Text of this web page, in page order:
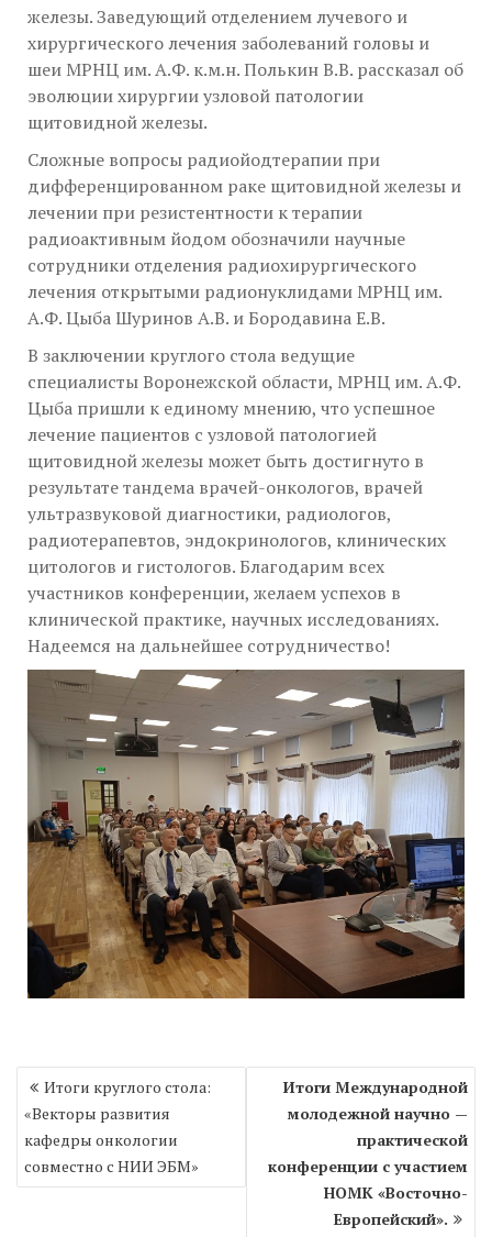
железы. Заведующий отделением лучевого и
хирургического лечения заболеваний головы и
шеи МРНЦ им. А.Ф. к.м.н. Полькин В.В. рассказал об
эволюции хирургии узловой патологии
щитовидной железы.
Сложные вопросы радиойодтерапии при
дифференцированном раке щитовидной железы и
лечении при резистентности к терапии
радиоактивным йодом обозначили научные
сотрудники отделения радиохирургического
лечения открытыми радионуклидами МРНЦ им.
А.Ф. Цыба Шуринов А.В. и Бородавина Е.В.
В заключении круглого стола ведущие
специалисты Воронежской области, МРНЦ им. А.Ф.
Цыба пришли к единому мнению, что успешное
лечение пациентов с узловой патологией
щитовидной железы может быть достигнуто в
результате тандема врачей-онкологов, врачей
ультразвуковой диагностики, радиологов,
радиотерапевтов, эндокринологов, клинических
цитологов и гистологов. Благодарим всех
участников конференции, желаем успехов в
клинической практике, научных исследованиях.
Надеемся на дальнейшее сотрудничество!
Навигация
по
записям
Итоги круглого стола:
«Векторы развития
кафедры онкологии
совместно с НИИ ЭБМ»
Итоги Международной
молодежной научно —
практической
конференции с участием
НОМК «Восточно-
Европейский».